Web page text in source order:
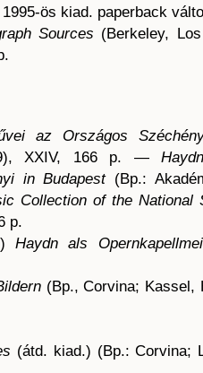
ös kiad. paperback
Sources (Berkeley,
az Országos
XXIV, 166 p. —
in Budapest (Bp.:
Collection of the National
p.
Haydn als
(Bp., Corvina; Kassel,
(átd. kiad.) (Bp.: Corvina;